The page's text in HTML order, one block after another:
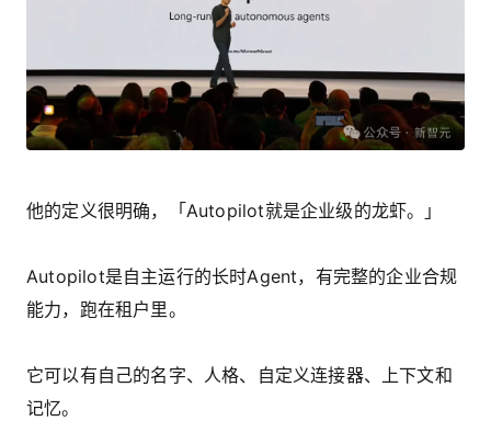
他的定义很明确，「Autopilot就是企业级的龙虾。」
Autopilot是自主运行的长时Agent，有完整的企业合规
能力，跑在租户里。
它可以有自己的名字、人格、自定义连接器、上下文和
记忆。